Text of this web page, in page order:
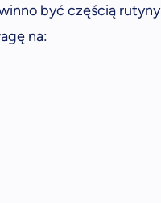
być częścią rutyny
na: